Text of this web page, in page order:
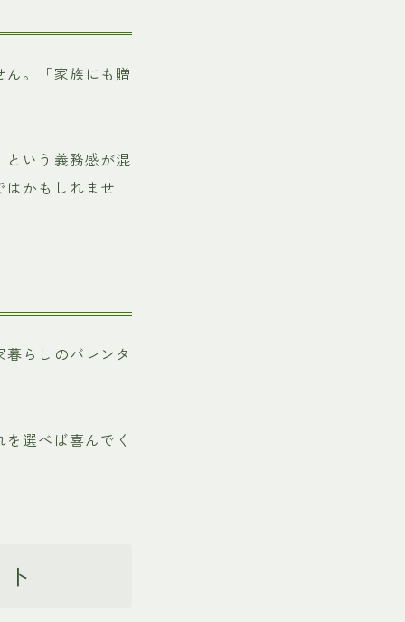
。「家族にも贈
という義務感が混
かもしれませ
らしのバレンタ
選べば喜んでく